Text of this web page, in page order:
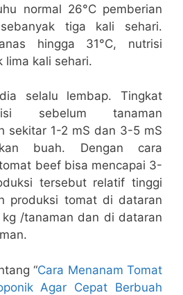
normal 26°C pemberian
tiga kali sehari.
hingga 31°C, nutrisi
lima kali sehari.
selalu lembap. Tingkat
sebelum tanaman
sekitar 1-2 mS dan 3-5 mS
buah. Dengan cara
beef bisa mencapai 3-
tersebut relatif tinggi
produksi tomat di dataran
/tanaman dan di dataran
“Cara Menanam Tomat
Agar Cepat Berbuah